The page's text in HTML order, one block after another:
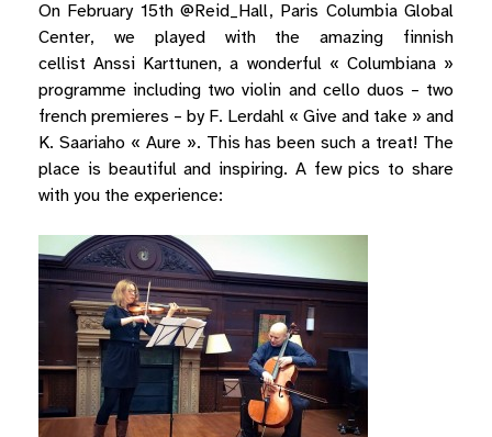
On February 15th @Reid_Hall, Paris Columbia Global
Center, we played withthe amazing finnish
cellistAnssi Karttunen, a wonderful « Columbiana »
programme including two violin and cello duos – two
french premieres – by F. Lerdahl « Give and take » and
K. Saariaho « Aure ». This has been such a treat! The
place is beautiful and inspiring. A few pics to share
with you the experience: